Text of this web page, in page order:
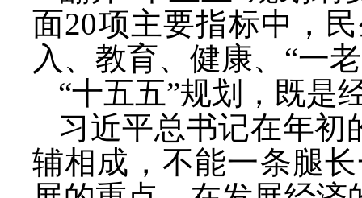
面20项主要指标中，
入、教育、健康、“一
“十五五”规划，既是
习近平总书记在年初
辅相成，不能一条腿